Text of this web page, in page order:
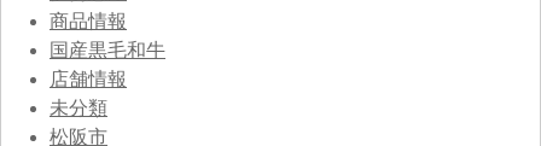
商品情報
国産黒毛和牛
店舗情報
未分類
松阪市